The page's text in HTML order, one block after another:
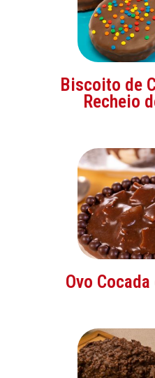
Biscoito de
Recheio
Ovo